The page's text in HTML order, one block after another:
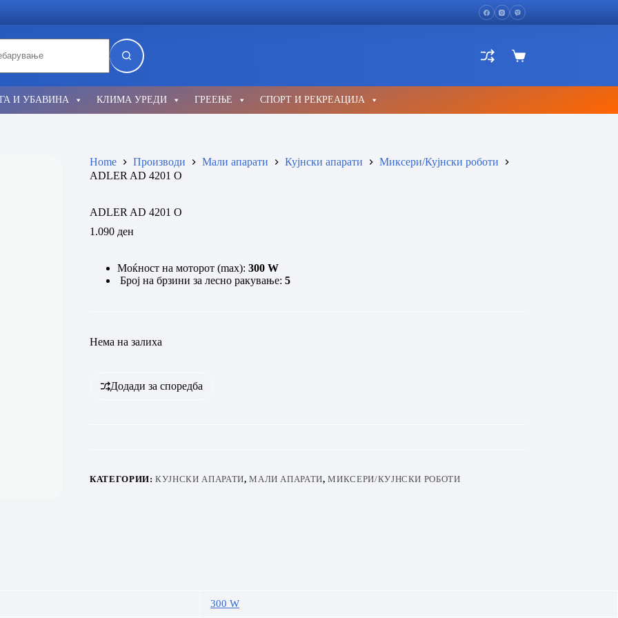
Shopping
И УБАВИНА КЛИМА УРЕДИ ГРЕЕЊЕ СПОРТ И РЕКРЕАЦИЈА
Home Производи Мали апарати Кујнски апарати
Миксери/Кујнски роботи
ADLER AD 4201 O
ADLER AD 4201 O
1.090 ден
Моќност на моторот (max):300 W
Број на брзини за лесно ракување:5
Нема на залиха
Додади за споредба
КАТЕГОРИИ:КУЈНСКИ АПАРАТИ,МАЛИ АПАРАТИ,МИКСЕРИ/КУЈНСКИ РОБОТИ
300 W